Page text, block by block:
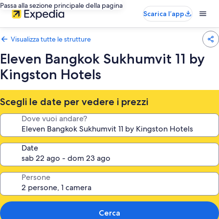
Passa alla sezione principale della pagina
Scarica l’app
Visualizza tutte le strutture
Eleven Bangkok Sukhumvit 11 by
Kingston Hotels
Scegli le date per vedere i prezzi
Dove vuoi andare?
Date
Persone
Cerca